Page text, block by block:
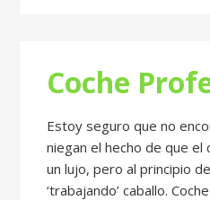
Coche
Estoy seguro que no
niegan el hecho de que
un lujo, pero al principio
‘trabajando’ caballo.